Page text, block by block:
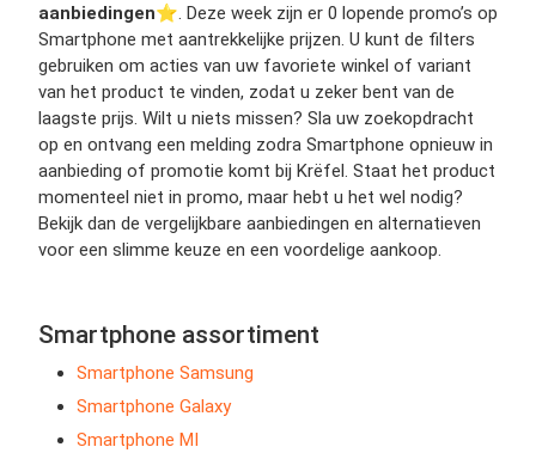
aanbiedingen⭐️. Deze week zijn er 0 lopende promo’s op
Smartphone met aantrekkelijke prijzen. U kunt de filters
gebruiken om acties van uw favoriete winkel of variant
van het product te vinden, zodat u zeker bent van de
laagste prijs. Wilt u niets missen? Sla uw zoekopdracht
op en ontvang een melding zodra Smartphone opnieuw in
aanbieding of promotie komt bij Krëfel. Staat het product
momenteel niet in promo, maar hebt u het wel nodig?
Bekijk dan de vergelijkbare aanbiedingen en alternatieven
voor een slimme keuze en een voordelige aankoop.
Smartphone assortiment
Smartphone Samsung
Smartphone Galaxy
Smartphone MI